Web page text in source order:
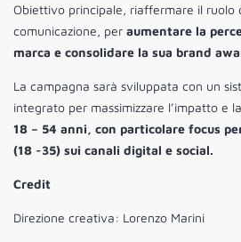
Obiettivo principale, riaffermare il ruolo
comunicazione, per aumentare la
marca e consolidare la sua brand
La campagna sarà sviluppata con un
integrato per massimizzare l’impatto e
18 – 54 anni, con particolare focus
(18 -35) sui canali digital e social.
Credit
Direzione creativa: Lorenzo Marini